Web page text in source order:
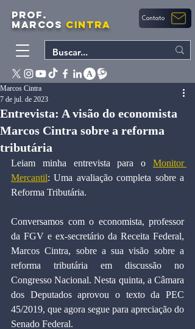
PROF.
MARCOS CINTRA Contato
Entrevista: A visão do economista
Marcos Cintra sobre a reforma
tributária
Marcos Cintra
7 de jul. de 2023
Leiam minha entrevista para o Monitor
Mercantil: Uma avaliação completa sobre a
Reforma Tributária.
Conversamos com o economista, professor
da FGV e ex-secretário da Receita Federal,
Marcos Cintra, sobre a sua visão sobre a
reforma tributária em discussão no
Congresso Nacional. Nesta quinta, a Câmara
dos Deputados aprovou o texto da PEC
45/2019, que agora segue para apreciação do
Senado Federal.